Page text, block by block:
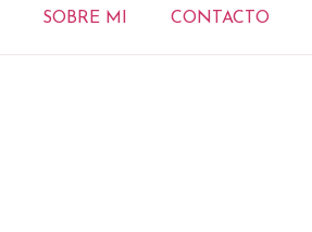
SOBRE MI CONTACTO